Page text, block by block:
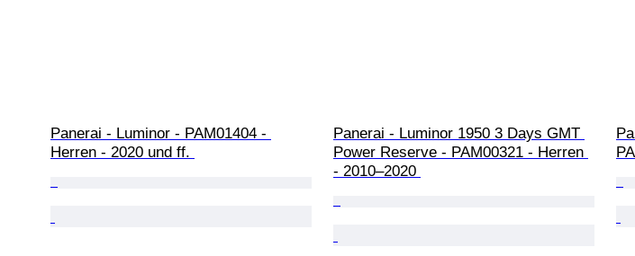
Panerai - Luminor - PAM01404 -
Herren - 2020 und ff.
Panerai - Luminor 1950 3 Days GMT
Power Reserve - PAM00321 - Herren
- 2010–2020